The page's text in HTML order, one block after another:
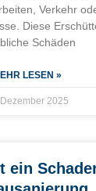
Verkehr
Diese
Schäden
LESEN »
2025
ein